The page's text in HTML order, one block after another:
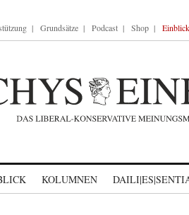
Grundsätze Podcast Shop
KOLUMNEN